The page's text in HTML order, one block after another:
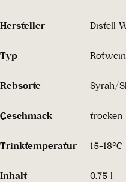
Hersteller Distell
Typ
Rebsorte Syrah/
Geschmack trocken
Trinktemperatur 15-18°C
Inhalt 0.75 l